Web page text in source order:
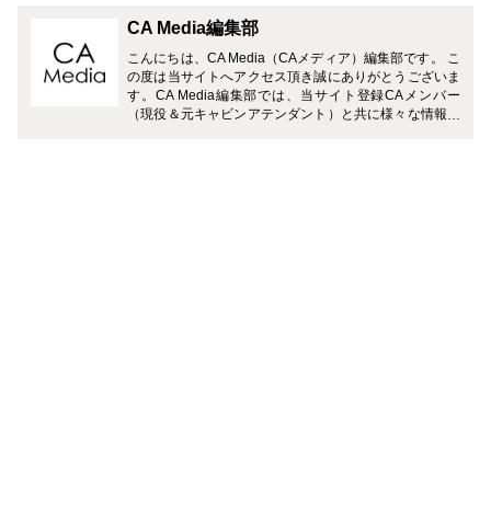
CA Media編集部
こんにちは、CA Media（CAメディア）編集部です。 こ
の度は当サイトへアクセス頂き誠にありがとうございま
す。CA Media編集部では、当サイト登録CAメンバー
（現役＆元キャビンアテンダント）と共に様々な情報を